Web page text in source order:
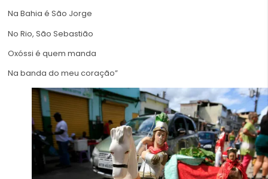
Na Bahia é São Jorge
No Rio, São Sebastião
Oxóssi é quem manda
Na banda do meu coração”